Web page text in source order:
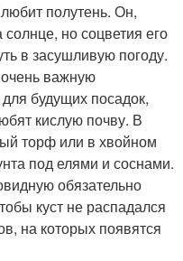
полутень. Он,
но соцветия его
в засушливую погоду.
важную
будущих посадок,
кислую почву. В
торф или в хвойном
под елями и соснами.
обязательно
куст не распадался
на которых появятся